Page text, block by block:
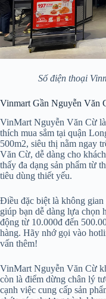
Số điện thoại
Vinmart Gần Nguyễn Văn
VinMart Nguyễn Văn Cừ
thích mua sắm tại quận
500m2, siêu thị nằm ngay
Văn Cừ, dễ dàng cho
thấy đa dạng sản phẩm từ
tiêu dùng thiết yếu.
Điều đặc biệt là không
giúp bạn dễ dàng lựa chọn
động từ 10.000đ đến
hàng. Hãy nhớ gọi vào
vấn thêm!
VinMart Nguyễn Văn Cừ
còn là điểm dừng chân lý
cạnh việc cung cấp sản